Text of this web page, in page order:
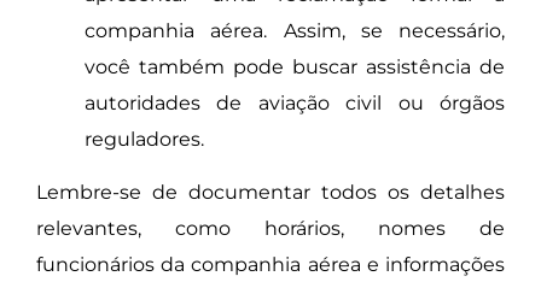
companhia aérea. Assim, se necessário,
você também pode buscar assistência de
autoridades de aviação civil ou órgãos
reguladores.
Lembre-se de documentar todos os detalhes
relevantes, como horários, nomes de
funcionários da companhia aérea e informações